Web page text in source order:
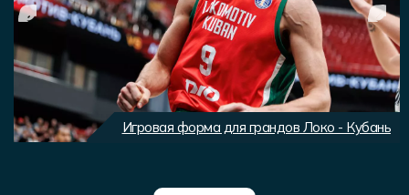
Игровая форма для грандов Локо - Кубань